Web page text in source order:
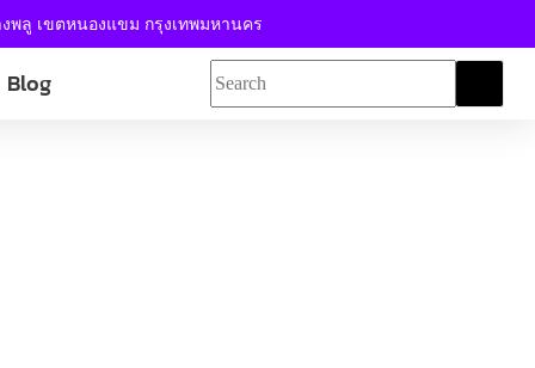
งพลู เขตหนองแขม กรุงเทพมหานคร
Blog